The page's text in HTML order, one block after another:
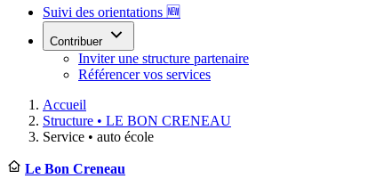
Suivi des orientations 🆕
Contribuer
Inviter une structure partenaire
Référencer vos services
Accueil
Structure • LE BON CRENEAU
Service • auto école
Le Bon Creneau